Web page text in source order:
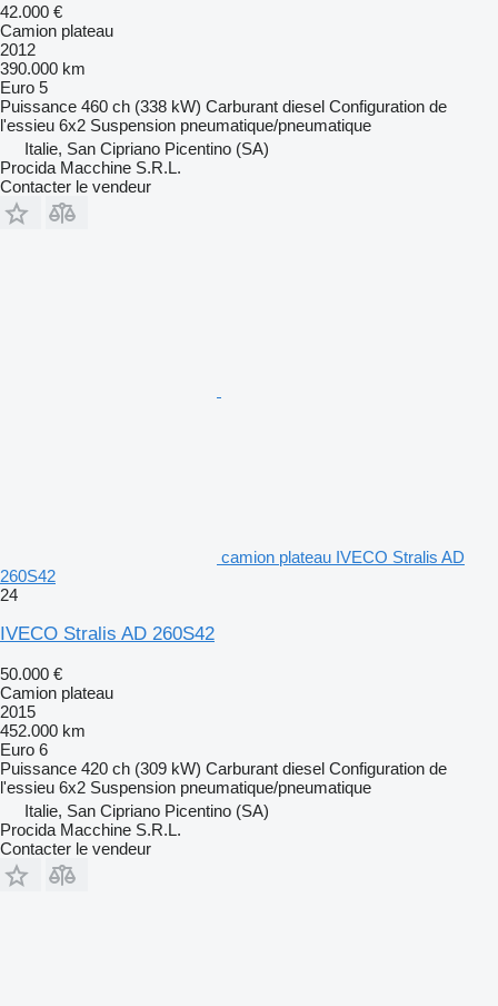
42.000 €
Camion plateau
2012
390.000 km
Euro 5
Puissance 460 ch (338 kW) Carburant diesel Configuration de
l'essieu 6x2 Suspension pneumatique/pneumatique
Italie, San Cipriano Picentino (SA)
Procida Macchine S.R.L.
Contacter le vendeur
camion plateau IVECO Stralis AD
260S42
24
IVECO Stralis AD 260S42
50.000 €
Camion plateau
2015
452.000 km
Euro 6
Puissance 420 ch (309 kW) Carburant diesel Configuration de
l'essieu 6x2 Suspension pneumatique/pneumatique
Italie, San Cipriano Picentino (SA)
Procida Macchine S.R.L.
Contacter le vendeur